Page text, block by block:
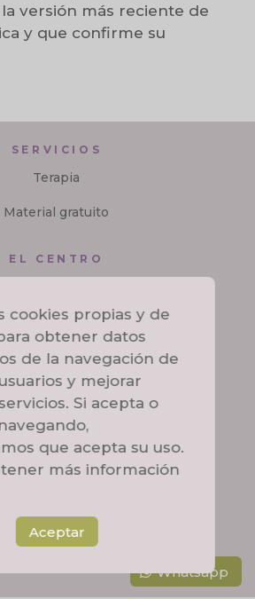
versión más reciente de
y que confirme su
SERVICIOS
Terapia
Material gratuito
EL CENTRO
Contacto
de cookies
Whatsapp
cookies propias y de
obtener datos
de la navegación de
y mejorar
Si acepta o
que acepta su uso.
más información
Aceptar